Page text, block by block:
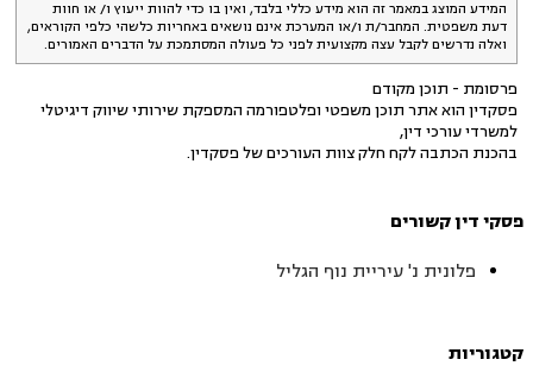
המידע המוצג במאמר זה הוא מידע כללי בלבד, ואין בו כדי להוות ייעוץ ו/ או חוות
דעת משפטית. המחבר/ת ו/או המערכת אינם נושאים באחריות כלשהי כלפי הקוראים,
ואלה נדרשים לקבל עצה מקצועית לפני כל פעולה המסתמכת על הדברים האמורים.
פרסומת - תוכן מקודם
פסקדין הוא אתר תוכן משפטי ופלטפורמה המספקת שירותי שיווק דיגיטלי
למשרדי עורכי דין,
בהכנת הכתבה לקח חלק צוות העורכים של פסקדין.
פסקי דין קשורים
פלונית נ' עיריית נוף הגליל
קטגוריות